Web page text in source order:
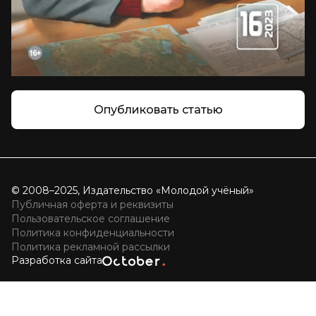
Опубликовать статью
© 2008–2025, Издательство «Молодой учёный»
Публичная оферта и реквизиты
Пользовательское соглашение
Политика конфиденциальности
Политика рекламной рассылки
Разработка сайта